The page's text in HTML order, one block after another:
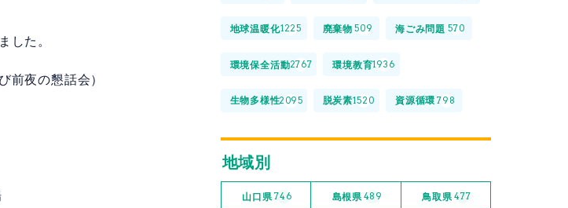
した。
夜の懇話会）
地球温暖化1225 廃棄物 509 海ごみ問題 570
環境保全活動2767 環境教育1936
生物多様性2095 脱炭素1520 資源循環 798
地域別
山口県 746 島根県 489 鳥取県 477